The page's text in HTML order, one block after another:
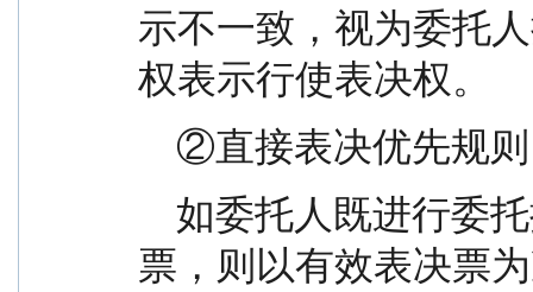
示不一致，视为委托
权表示行使表决权。
    ②直接表决优先规则
票，则以有效表决票